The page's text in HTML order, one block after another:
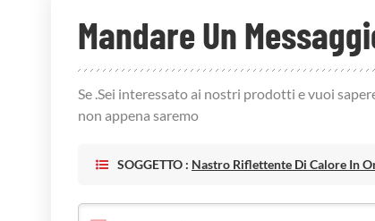
Mandare Un
Se .Sei interessato ai nostri prodotti e vuoi
non appena saremo
SOGGETTO : Nastro Riflettente Di Calore In